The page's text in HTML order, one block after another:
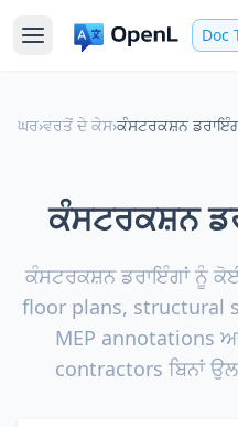
Doc
ਘਰ›ਵਰਤੋਂ ਦੇ ਕੇਸ›ਕੰਸਟਰਕਸ਼ਨ
ਕੰਸਟਰਕਸ਼ਨ
ਕੰਸਟਰਕਸ਼ਨ ਡਰਾਇੰਗਾਂ ਨੂੰ
floor plans, structural
MEP annotations
contractors ਬਿਨਾਂ